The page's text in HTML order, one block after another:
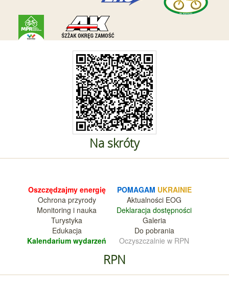
Na skróty
Oszczędzajmy energię
Ochrona przyrody
Monitoring i nauka
Turystyka
Edukacja
Kalendarium wydarzeń
POMAGAM UKRAINIE
Aktualności EOG
Deklaracja dostępności
Galeria
Do pobrania
Oczyszczalnie w RPN
RPN